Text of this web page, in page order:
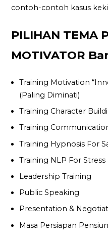
contoh-contoh kasus
PILIHAN TEMA
MOTIVATOR
Training Motivation
(Paling Diminati)
Training Character
Training Communication
Training Hypnosis For
Training NLP For
Leadership Training
Public Speaking
Presentation &
Masa Persiapan Pensiun